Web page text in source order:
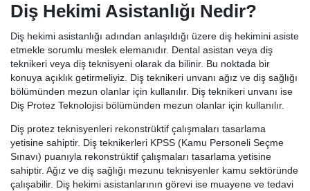
Diş Hekimi Asistanlığı Nedir?
Diş hekimi asistanlığı adından anlaşıldığı üzere diş hekimini asiste
etmekle sorumlu meslek elemanıdır. Dental asistan veya diş
teknikeri veya diş teknisyeni olarak da bilinir. Bu noktada bir
konuya açıklık getirmeliyiz. Diş teknikeri unvanı ağız ve diş sağlığı
bölümünden mezun olanlar için kullanılır. Diş teknikeri unvanı ise
Diş Protez Teknolojisi bölümünden mezun olanlar için kullanılır.
Diş protez teknisyenleri rekonstrüktif çalışmaları tasarlama
yetisine sahiptir. Diş teknikerleri KPSS (Kamu Personeli Seçme
Sınavı) puanıyla rekonstrüktif çalışmaları tasarlama yetisine
sahiptir. Ağız ve diş sağlığı mezunu teknisyenler kamu sektöründe
çalışabilir. Diş hekimi asistanlarının görevi ise muayene ve tedavi